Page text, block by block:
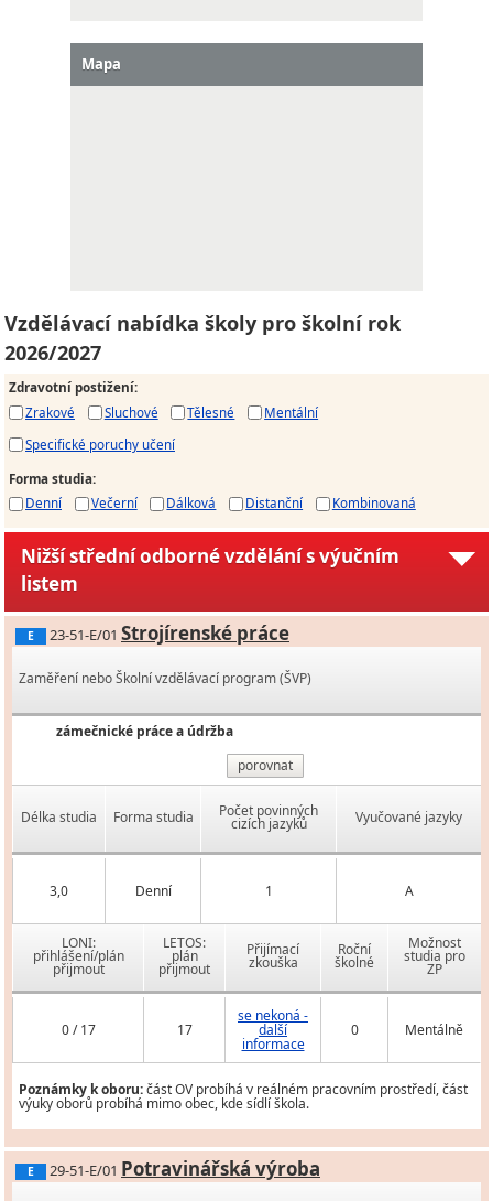
Mapa
Vzdělávací nabídka školy pro školní rok
2026/2027
Zdravotní postižení:
Zrakové
Sluchové Tělesné
Mentální
Specifické poruchy učení
Forma studia:
Denní
Večerní Dálková Distanční Kombinovaná
Nižší střední odborné vzdělání s výučním
listem
E 23-51-E/01 Strojírenské práce
Zaměření nebo Školní vzdělávací program (ŠVP)
zámečnické práce a údržba
porovnat
Délka studia Forma studia Počet povinných
cizích jazyků Vyučované jazyky
3,0 Denní 1 A
LONI:
přihlášení/plán
přijmout
LETOS:
plán
přijmout
Přijímací
zkouška
Roční
školné
Možnost
studia pro
ZP
0 / 17 17
se nekoná -
další
informace
0 Mentálně
Poznámky k oboru:část OV probíhá v reálném pracovním prostředí, část
výuky oborů probíhá mimo obec, kde sídlí škola.
E 29-51-E/01 Potravinářská výroba